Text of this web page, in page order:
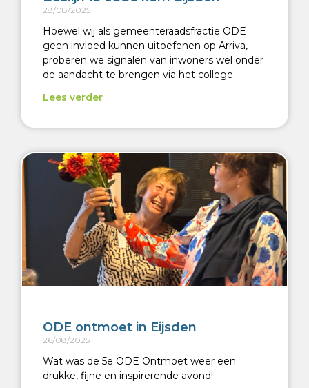
28/08/2025
Hoewel wij als gemeenteraadsfractie ODE
geen invloed kunnen uitoefenen op Arriva,
proberen we signalen van inwoners wel onder
de aandacht te brengen via het college
Lees verder
ODE ontmoet in Eijsden
26/08/2025
Wat was de 5e ODE Ontmoet weer een
drukke, fijne en inspirerende avond!